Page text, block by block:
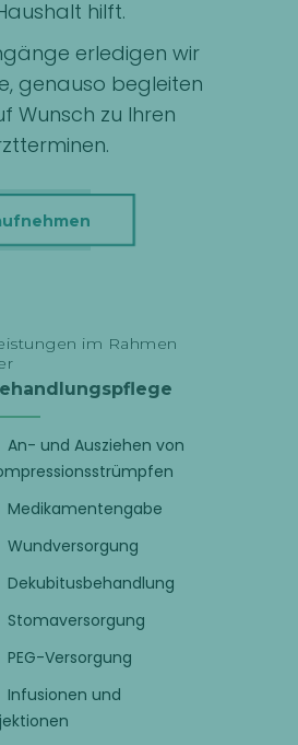
hilft.
erledigen wir
genauso begleiten
Wunsch zu Ihren
im Rahmen
An- und Ausziehen von
Medikamentengabe
Wundversorgung
Dekubitusbehandlung
Stomaversorgung
PEG-Versorgung
Infusionen und